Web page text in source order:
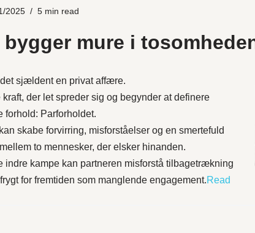
2025 5 min read
mure i
sjældent en privat affære.
der let spreder sig og begynder at definere
forhold: Parforholdet.
kan skabe forvirring, misforståelser og en smertefuld
to mennesker, der elsker hinanden.
indre kampe kan partneren misforstå tilbagetrækning
for fremtiden som manglende engagement.Read